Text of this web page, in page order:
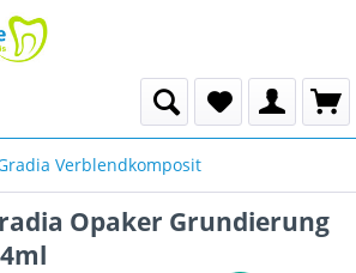
Verblendkomposit
Opaker Grundierung